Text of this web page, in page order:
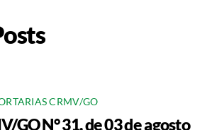
CRMV/GO
GO N° 31, de 03 de agosto